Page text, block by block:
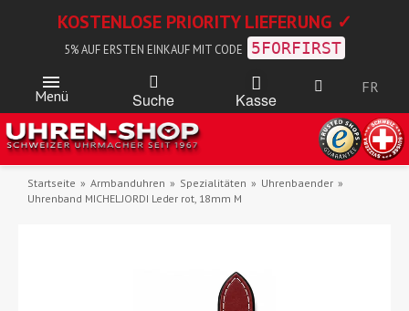
KOSTENLOSE PRIORITY LIEFERUNG ✓
5% AUF ERSTEN EINKAUF MIT CODE 5FORFIRST
Menü Suche Kasse
FR
Startseite Armbanduhren Spezialitäten
Uhrenbaender
Uhrenband MICHEL JORDI Leder rot, 18mm M